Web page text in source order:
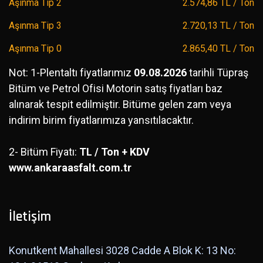
Aşınma Tip 2 2.574,86 TL / Ton
Aşınma Tip 3 2.720,13 TL / Ton
Aşınma Tip 0 2.865,40 TL / Ton
Not: 1-Plentaltı fiyatlarımız 09.08.2026tarihli Tüpraş
Bitüm ve Petrol Ofisi Motorin satış fiyatları baz
alınarak tespit edilmiştir. Bitüme gelen zam veya
indirim birim fiyatlarımıza yansıtılacaktır.
2- Bitüm Fiyatı: TL / Ton + KDV
www.ankaraasfalt.com.tr
İletişim
Konutkent Mahallesi 3028 Cadde A Blok K: 13 No: